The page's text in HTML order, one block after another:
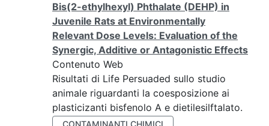
Bis(2-ethylhexyl) Phthalate (DEHP) in
Juvenile Rats at Environmentally
Relevant Dose Levels: Evaluation of the
Synergic, Additive or Antagonistic Effects
Contenuto Web
Risultati di Life Persuaded sullo studio
animale riguardanti la coesposizione ai
plasticizanti bisfenolo A e dietilesilftalato.
CONTAMINANTI CHIMICI